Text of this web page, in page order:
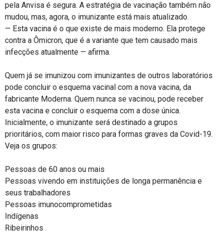
pela Anvisa é segura. A estratégia de vacinação também não
mudou, mas, agora, o imunizante está mais atualizado.
— Esta vacina é o que existe de mais moderno. Ela protege
contra a Ômicron, que é a variante que tem causado mais
infecções atualmente — afirma.
Quem já se imunizou com imunizantes de outros laboratórios
pode concluir o esquema vacinal com a nova vacina, da
fabricante Moderna. Quem nunca se vacinou, pode receber
esta vacina e concluir o esquema com a dose única.
Inicialmente, o imunizante será destinado a grupos
prioritários, com maior risco para formas graves da Covid-19.
Veja os grupos:
Pessoas de 60 anos ou mais
Pessoas vivendo em instituições de longa permanência e
seus trabalhadores
Pessoas imunocomprometidas
Indígenas
Ribeirinhos